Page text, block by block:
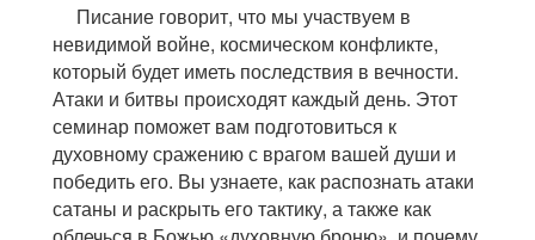
Писание говорит, что мы участвуем в
невидимой войне, космическом конфликте,
который будет иметь последствия в вечности.
Атаки и битвы происходят каждый день. Этот
семинар поможет вам подготовиться к
духовному сражению с врагом вашей души и
победить его. Вы узнаете, как распознать атаки
сатаны и раскрыть его тактику, а также как